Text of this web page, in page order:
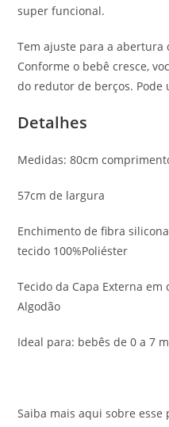
super funcional.
Tem ajuste para a abertura
Conforme o bebê cresce,
do redutor de berços. Pode
Detalhes
Medidas: 80cm
57cm de largura
Enchimento de fibra
tecido 100%Poliéster
Tecido da Capa Externa em
Algodão
Ideal para: bebês de 0 a 7
Saiba mais aqui sobre esse